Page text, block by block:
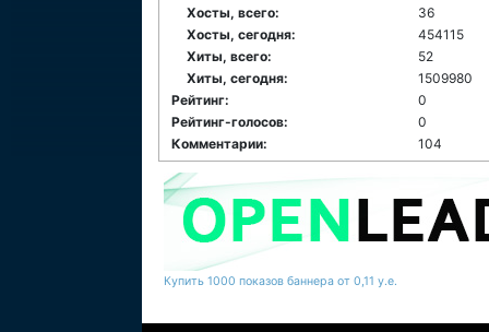
Хосты, всего:
36
Хосты, сегодня:
454115
Хиты, всего:
52
Хиты, сегодня:
1509980
Рейтинг:
0
Рейтинг-голосов:
0
Комментарии:
104
Купить 1000 показов баннера от 0,11 у.е.